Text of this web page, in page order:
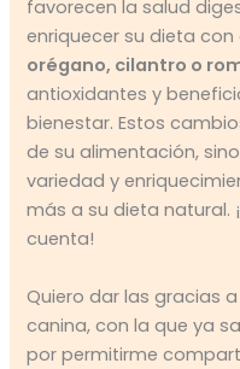
favorecen la salud
enriquecer su dieta
orégano, cilantro o
antioxidantes y
bienestar. Estos
de su alimentación,
variedad y
más a su dieta natural.
cuenta!
Quiero dar las gracias
canina, con la que ya
por permitirme